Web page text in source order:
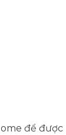
để được